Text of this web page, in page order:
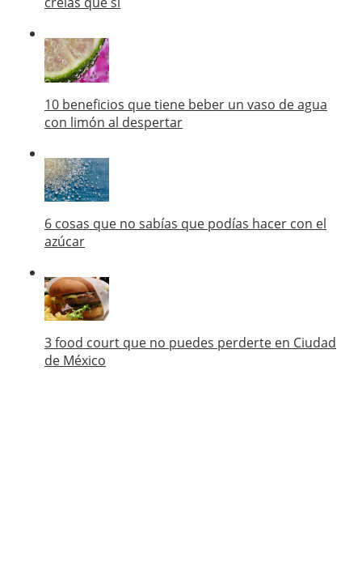
10 beneficios que tiene beber un vaso de agua
con limón al despertar
6 cosas que no sabías que podías hacer con el
azúcar
3 food court que no puedes perderte en Ciudad
de México